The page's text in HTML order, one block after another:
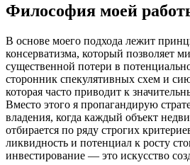
Философия моей
В основе моего подхода лежит
консерватизма, который позволяет
существенной потери в
сторонник спекулятивных схем и
которая часто приводит к
Вместо этого я пропагандирую
владения, когда каждый объект
отбирается по ряду строгих
ликвидность и потенциал к росту
инвестирование — это искусство